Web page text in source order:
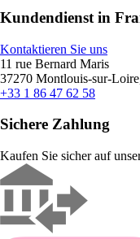
Kundendienst in
Kontaktieren Sie uns
11 rue Bernard Maris
37270 Montlouis-sur-
+33 1 86 47 62 58
Sichere Zahlung
Kaufen Sie sicher auf